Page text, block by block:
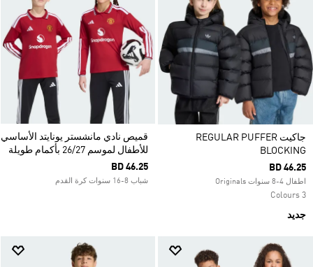
جاكيت REGULAR PUFFER
BLOCKING
BD 46.25
اطفال 4-8 سنوات Originals
3 Colours
جديد
قميص نادي مانشستر يونايتد الأساسي
للأطفال لموسم 26/27 بأكمام طويلة
BD 46.25
شباب 8-16 سنوات كرة القدم